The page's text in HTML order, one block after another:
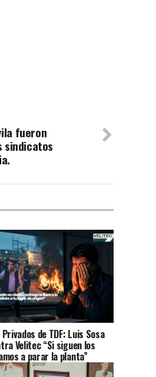
fueron
sindicatos
de TDF: Luis Sosa
Velitec “Si siguen los
a parar la planta”